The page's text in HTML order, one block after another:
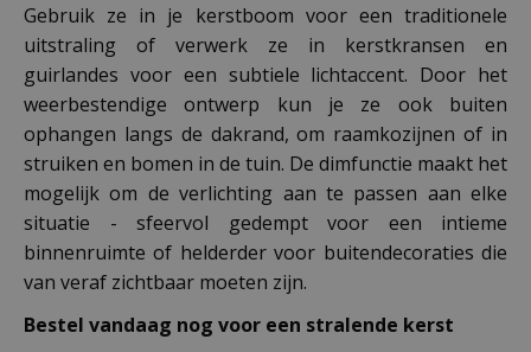
Gebruik ze in je kerstboom voor een traditionele
uitstraling of verwerk ze in kerstkransen en
guirlandes voor een subtiele lichtaccent. Door het
weerbestendige ontwerp kun je ze ook buiten
ophangen langs de dakrand, om raamkozijnen of in
struiken en bomen in de tuin. De dimfunctie maakt het
mogelijk om de verlichting aan te passen aan elke
situatie - sfeervol gedempt voor een intieme
binnenruimte of helderder voor buitendecoraties die
van veraf zichtbaar moeten zijn.
Bestel vandaag nog voor een stralende kerst